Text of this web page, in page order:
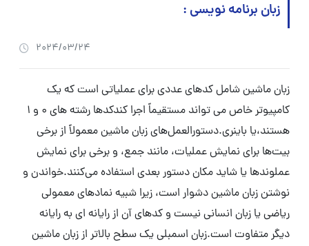
زبان برنامه نویسی :
2024/03/24
زبان ماشین شامل کدهای عددی برای عملیاتی است که یک
کامپیوتر خاص می تواند مستقیماً اجرا کندکدها رشته های 0 و 1
هستند،یا باینری.دستورالعمل‌های زبان ماشین معمولاً از برخی
بیت‌ها برای نمایش عملیات، مانند جمع، و برخی برای نمایش
عملوندها یا شاید مکان دستور بعدی استفاده می‌کنند.خواندن و
نوشتن زبان ماشین دشوار است، زیرا شبیه نمادهای معمولی
ریاضی یا زبان انسانی نیست و کدهای آن از رایانه ای به رایانه
دیگر متفاوت است.زبان اسمبلی یک سطح بالاتر از زبان ماشین